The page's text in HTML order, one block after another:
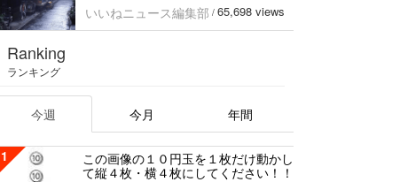
いいねニュース編集部 / 65,698 views
Ranking
ランキング
今週 今月 年間
1
この画像の１０円玉を１枚だけ動かし
て縦４枚・横４枚にしてください！！